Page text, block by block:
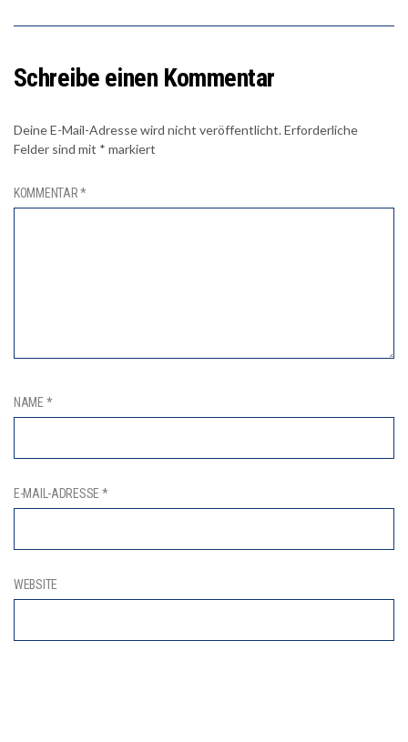
Schreibe einen Kommentar
Deine E-Mail-Adresse wird nicht veröffentlicht.Erforderliche
Felder sind mit * markiert
KOMMENTAR*
NAME *
E-MAIL-ADRESSE *
WEBSITE